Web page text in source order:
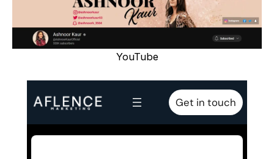
YouTube